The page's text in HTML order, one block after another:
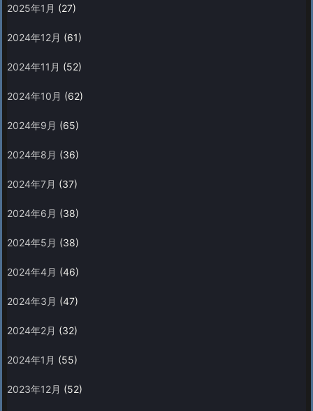
2025年1月 (27)
2024年12月 (61)
2024年11月 (52)
2024年10月 (62)
2024年9月 (65)
2024年8月 (36)
2024年7月 (37)
2024年6月 (38)
2024年5月 (38)
2024年4月 (46)
2024年3月 (47)
2024年2月 (32)
2024年1月 (55)
2023年12月 (52)